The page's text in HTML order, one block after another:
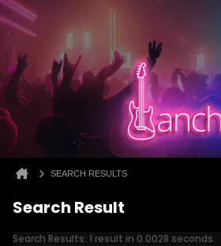
SEARCH RESULTS
Search Result
Search Results: 1 result in 0.0028 seconds.